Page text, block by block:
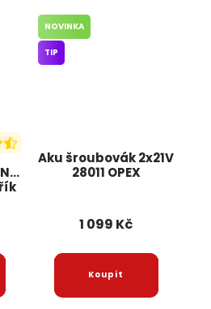
Aku šroubovák 2x21V
28011 OPEX
NOVINKA
TIP
1 099 Kč